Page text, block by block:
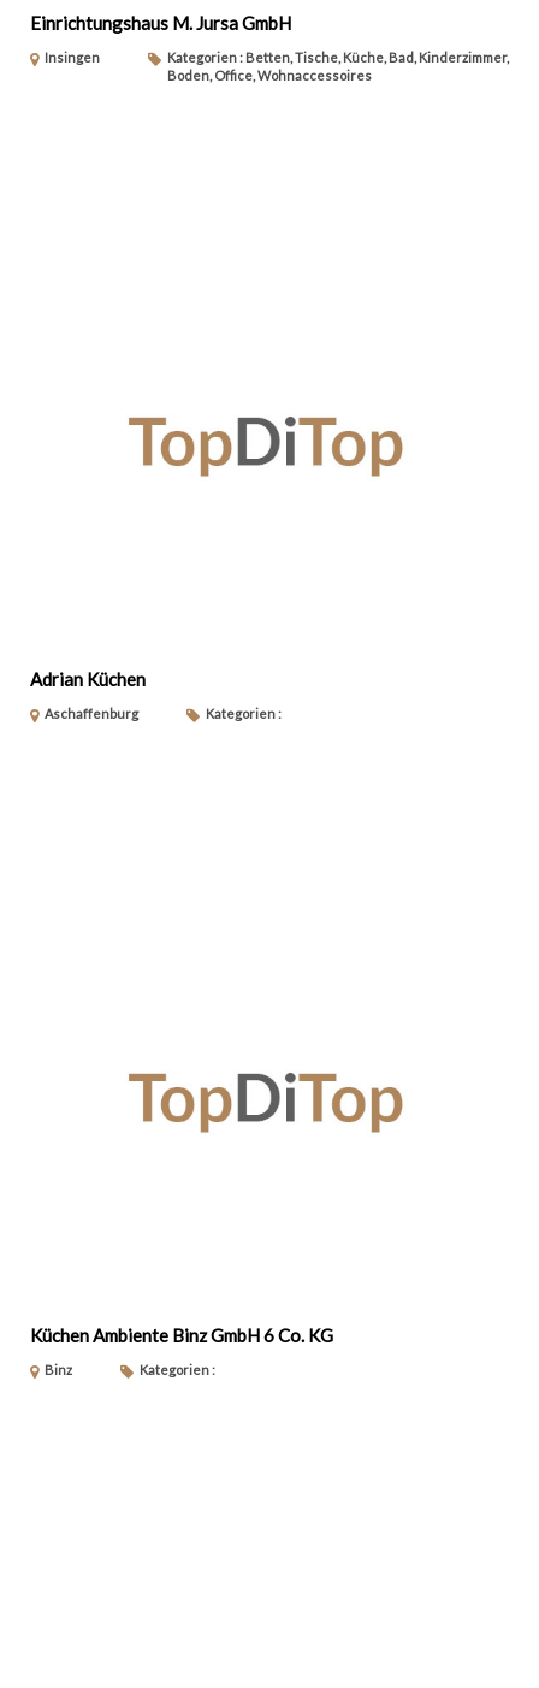
Einrichtungshaus M. Jursa GmbH
Insingen
Kategorien : Betten, Tische, Küche, Bad, Kinderzimmer,
Boden, Office, Wohnaccessoires
Adrian Küchen
Aschaffenburg Kategorien :
Küchen Ambiente Binz GmbH 6 Co. KG
Binz Kategorien :